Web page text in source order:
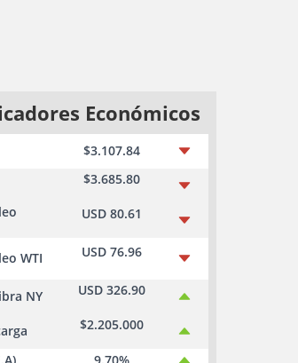
Económicos
$3.107.84
$3.685.80
USD 80.61
WTI USD 76.96
NY USD 326.90
$2.205.000